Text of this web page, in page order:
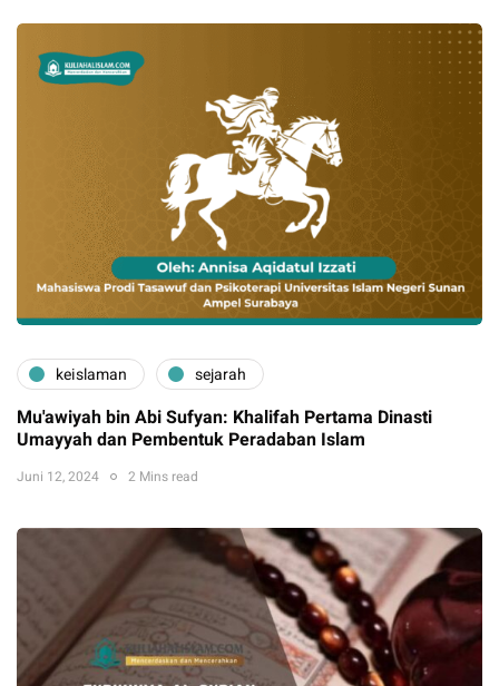
keislaman sejarah
Mu'awiyah bin Abi Sufyan: Khalifah Pertama Dinasti
Umayyah dan Pembentuk Peradaban Islam
Juni 12, 2024 2 Mins read